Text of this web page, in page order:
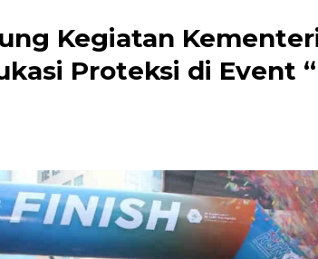
Kegiatan
Proteksi di Event